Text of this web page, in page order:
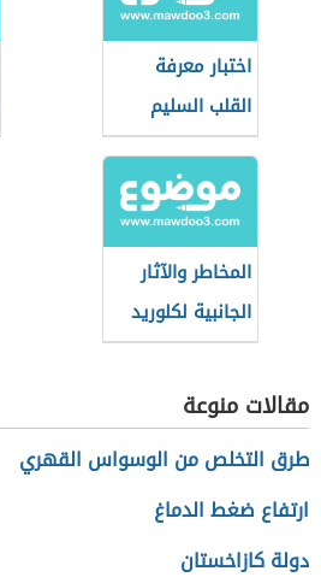
اختبار معرفة
القلب السليم
المخاطر والآثار
الجانبية لكلوريد
الصوديوم
مقالات منوعة
طرق التخلص من الوسواس القهري
ارتفاع ضغط الدماغ
دولة كازاخستان